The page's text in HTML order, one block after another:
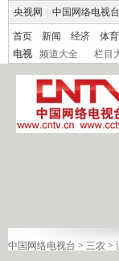
央视网 中国网络电视台
首页 新闻 经济 体育
电视
频道大全 栏目
中国网络电视台 > 三农 >